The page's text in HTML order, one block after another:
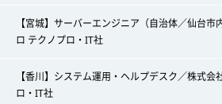
【宮城】サーバーエンジニア（自治体／仙台
ロ テクノプロ・IT社
【香川】システム運用・ヘルプデスク／株式会
ロ・IT社